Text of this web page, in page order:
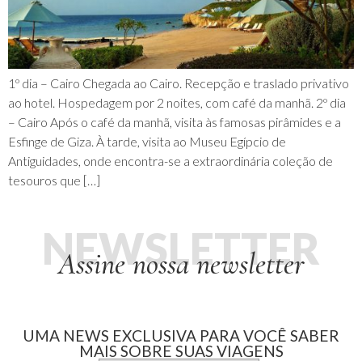
1º dia – Cairo Chegada ao Cairo. Recepção e traslado privativo
ao hotel. Hospedagem por 2 noites, com café da manhã. 2º dia
– Cairo Após o café da manhã, visita às famosas pirâmides e a
Esfinge de Giza. À tarde, visita ao Museu Egípcio de
Antiguidades, onde encontra-se a extraordinária coleção de
tesouros que […]
Assine nossa newsletter
NEWSLETTER
UMA NEWS EXCLUSIVA PARA VOCÊ SABER
MAIS SOBRE SUAS VIAGENS